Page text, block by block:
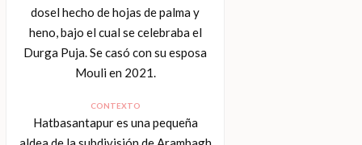
dosel hecho de hojas de palma y
heno, bajo el cual se celebraba el
Durga Puja. Se casó con su esposa
Mouli en 2021.
CONTEXTO
Hatbasantapur es una pequeña